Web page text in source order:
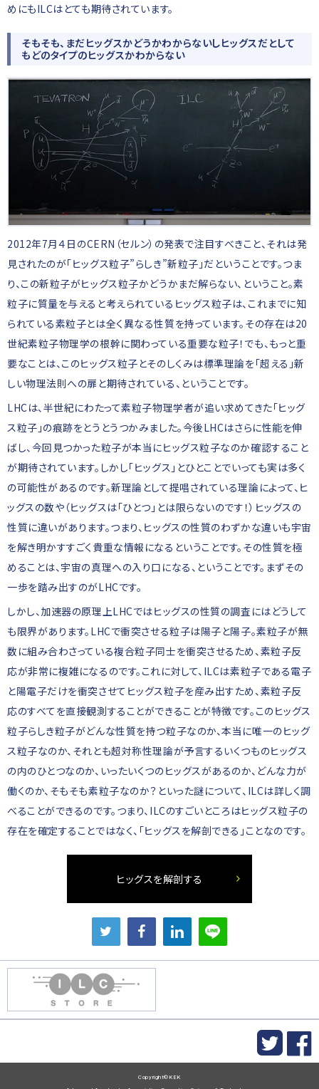
めにもILCはとても期待されています。
そもそも、まだヒッグスかどうかわからないしヒッグスだとして
も どのタイプのヒッグスかわからない
2012年7月４日のCERN（セルン）の発表で注目すべきこと、それは発
見されたのが「ヒッグス粒子”らしき”新粒子」だということです。つま
り、この新粒子がヒッグス粒子かどうかまだ解らない、ということ。素
粒子に質量を与えると考えられているヒッグス粒子は、これまでに知
られている素粒子とは全く異なる性質を持っています。その存在は20
世紀素粒子物理学の根幹に関わっている重要な粒子！でも、もっと重
要なことは、このヒッグス粒子とそのしくみは標準理論を「超える」新
しい物理法則への扉と期待されている、ということです。
LHCは、半世紀にわたって素粒子物理学者が追い求めてきた「ヒッグ
ス粒子」の痕跡をとうとうつかみました。今後LHCはさらに性能を伸
ばし、今回見つかった粒子が本当にヒッグス粒子なのか確認すること
が期待されています。しかし「ヒッグス」とひとことでいっても実は多く
の可能性があるのです。新理論として提唱されている理論によって、ヒ
ッグスの数や（ヒッグスは「ひとつ」とは限らないのです！）ヒッグスの
性質に違いがあります。つまり、ヒッグスの性質のわずかな違いも宇宙
を解き明かすすごく貴重な情報になるということです。その性質を極
めることは、宇宙の真理への入り口になる、ということです。まずその
一歩を踏み出すのがLHCです。
しかし、加速器の原理上LHCではヒッグスの性質の調査にはどうして
も限界があります。LHCで衝突させる粒子は陽子と陽子。素粒子が無
数に組み合わさっている複合粒子同士を衝突させるため、素粒子反
応が非常に複雑になるのです。これに対して、ILCは素粒子である電子
と陽電子だけを衝突させてヒッグス粒子を産み出すため、素粒子反
応のすべてを直接観測することができることが特徴です。このヒッグス
粒子らしき粒子がどんな性質を持つ粒子なのか、本当に唯一のヒッグ
ス粒子なのか、それとも超対称性理論が予言するいくつものヒッグス
の内のひとつなのか、いったいくつのヒッグスがあるのか、どんな力が
働くのか、そもそも素粒子なのか？といった謎について、ILCは詳しく調
べることができるのです。つまり、ILCのすごいところはヒッグス粒子の
存在を確定することではなく、「ヒッグスを解剖できる」ことなのです。
ヒッグスを解剖する
Copyright©KEK